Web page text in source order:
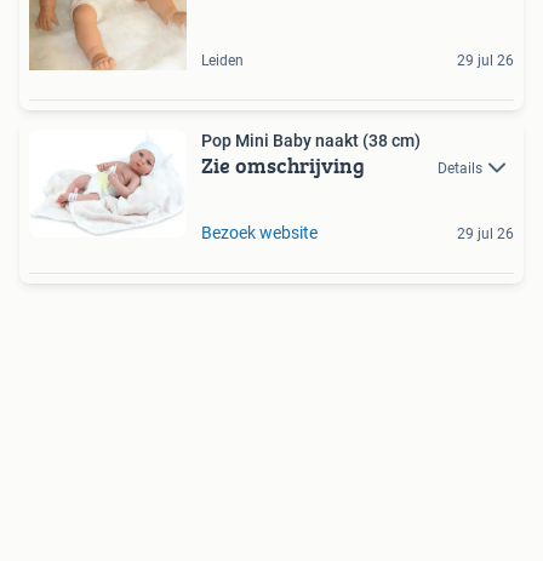
Leiden 29 jul 26
Pop Mini Baby naakt (38 cm)
Zie omschrijving Details
Bezoek website 29 jul 26